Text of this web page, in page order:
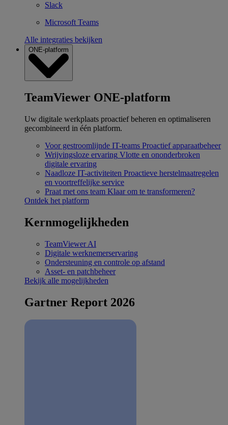
Slack
Microsoft Teams
Alle integraties bekijken
ONE-platform
TeamViewer ONE-platform
Uw digitale werkplaats proactief beheren en optimaliseren
gecombineerd in één platform.
Voor gestroomlijnde IT-teams Proactief apparaatbeheer
Wrijvingsloze ervaring Vlotte en ononderbroken
digitale ervaring
Naadloze IT-activiteiten Proactieve herstelmaatregelen
en voortreffelijke service
Praat met ons team Klaar om te transformeren?
Ontdek het platform
Kernmogelijkheden
TeamViewer AI
Digitale werknemerservaring
Ondersteuning en controle op afstand
Asset- en patchbeheer
Bekijk alle mogelijkheden
Gartner Report 2026